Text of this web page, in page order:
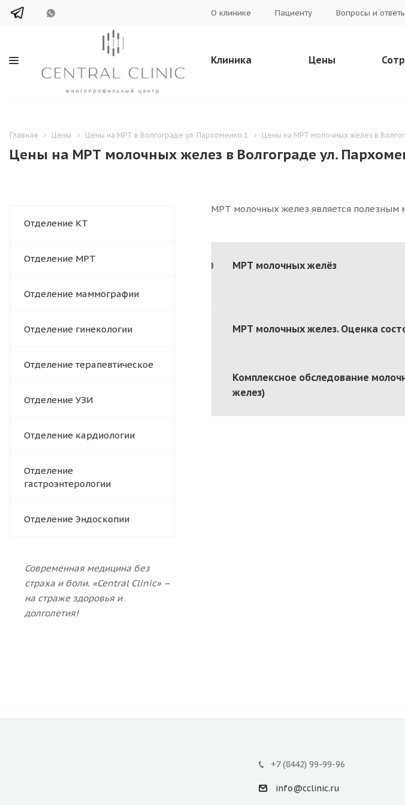
О клинике Пациенту Вопросы и
Клиника Цены
Главная Цены Цены на МРТ в Волгограде ул. Пархоменко 1 Цены на МРТ молочных желез в
Цены на МРТ молочных желез в Волгограде ул.
Отделение КТ
Отделение МРТ
Отделение маммографии
Отделение гинекологии
Отделение терапевтическое
Отделение УЗИ
Отделение кардиологии
Отделение
гастроэнтерологии
Отделение Эндоскопии
Современная медицина без
страха и боли. «Central Clinic» –
на страже здоровья и
долголетия!
МРТ молочных желез является полезным
МРТ молочных желёз
МРТ молочных желез. Оценка
Комплексное обследование
желез)
+7 (8442) 99-99-96
info@cclinic.ru